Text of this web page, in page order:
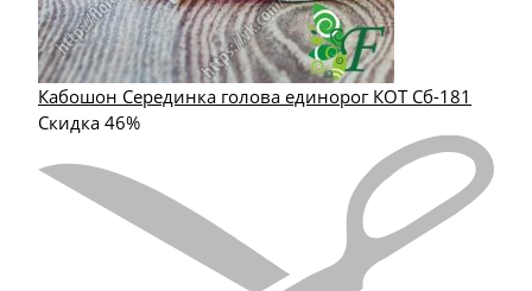
Кабошон Серединка голова единорог КОТ Сб-181
Скидка 46%